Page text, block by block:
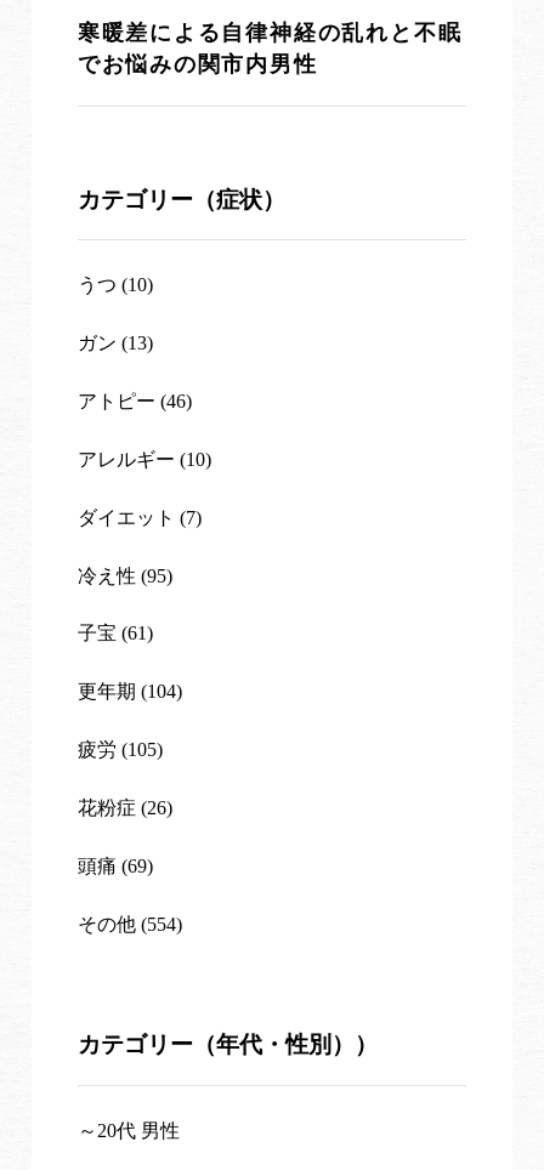
寒暖差による自律神経の乱れと不眠
でお悩みの関市内男性
カテゴリー（症状）
うつ (10)
ガン (13)
アトピー (46)
アレルギー (10)
ダイエット (7)
冷え性 (95)
子宝 (61)
更年期 (104)
疲労 (105)
花粉症 (26)
頭痛 (69)
その他 (554)
カテゴリー（年代・性別））
～20代 男性